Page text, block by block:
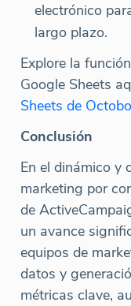
electrónico
largo plazo.
Explore la
Google Sheets
Sheets de
Conclusión
En el dinámico y
marketing por
de
un avance
equipos de
datos y
métricas clave,